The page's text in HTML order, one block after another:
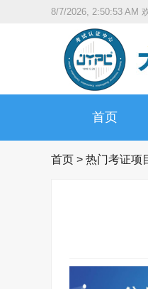
8/7/2026, 2:50:54 AM
首页
首页 > 热门考证项